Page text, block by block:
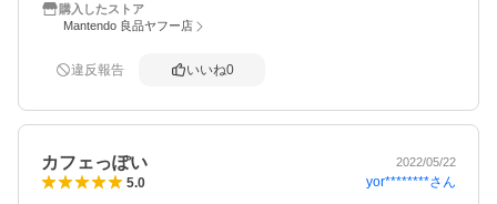
購入したストア
Mantendo 良品ヤフー店
違反報告 いいね0
カフェっぽい 2022/05/22
5.0 yor********さん